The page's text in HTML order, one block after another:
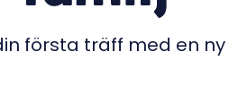
första träff med en ny